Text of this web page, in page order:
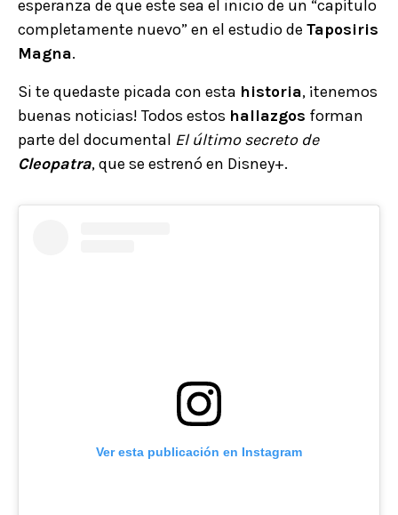
esperanza de que este sea el inicio de un “capítulo
completamente nuevo” en el estudio de Taposiris
Magna.
Si te quedaste picada con esta historia, ¡tenemos
buenas noticias! Todos estos hallazgos forman
parte del documental El último secreto de
Cleopatra, que se estrenó en Disney+.
Ver esta publicación en Instagram